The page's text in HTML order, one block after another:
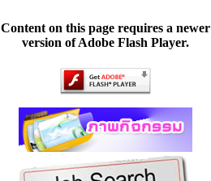
Content on this page requires a newer
version of Adobe Flash Player.